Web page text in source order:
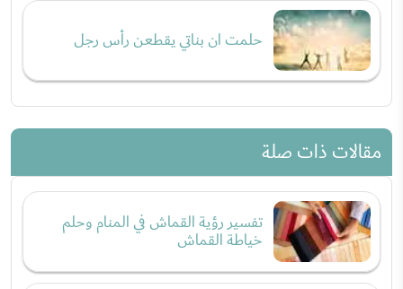
حلمت ان بناتي يقطعن رأس رجل
مقالات ذات صلة
تفسير رؤية القماش في المنام وحلم
خياطة القماش